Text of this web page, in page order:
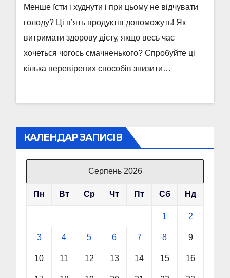
Менше їсти і худнути і при цьому не відчувати
голоду? Ці п’ять продуктів допоможуть! Як
витримати здорову дієту, якщо весь час
хочеться чогось смачненького? Спробуйте ці
кілька перевірених способів знизити…
КАЛЕНДАР ЗАПИСІВ
Серпень 2026
Пн Вт Ср Чт Пт Сб Нд
1 2
3 4 5 6 7 8 9
10 11 12 13 14 15 16